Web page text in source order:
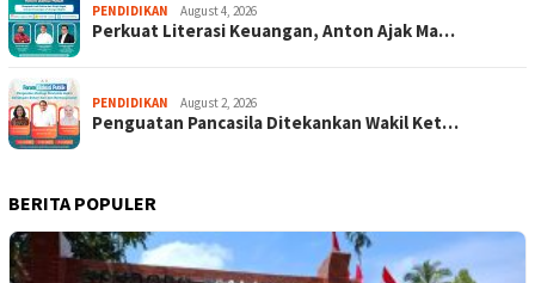
PENDIDIKAN August 4, 2026
Perkuat Literasi Keuangan, Anton Ajak Ma…
PENDIDIKAN August 2, 2026
Penguatan Pancasila Ditekankan Wakil Ket…
BERITA POPULER